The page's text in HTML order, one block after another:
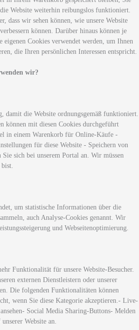
Website weiterhin reibungslos funktioniert.
dass wir sehen können, wie unsere Website
können. Darüber hinaus können je
eigenen Cookies verwendet werden, um Ihnen
die Ihren persönlichen Interessen entspricht.
wir?
damit die Website ordnungsgemäß funktioniert.
können mit diesen Cookies durchgeführt
in einem Warenkorb für Online-Käufe -
für diese Website - Speichern von
sich bei unserem Portal an. Wir müssen
um statistische Informationen über die
auch Analyse-Cookies genannt. Wir
und Webseitenoptimierung.
Funktionalität für unsere Website-Besucher.
externen Dienstleistern oder unserer
Die folgenden Funktionalitäten können
wenn Sie diese Kategorie akzeptieren.- Live-
Social Media Sharing-Buttons- Melden
Website an.